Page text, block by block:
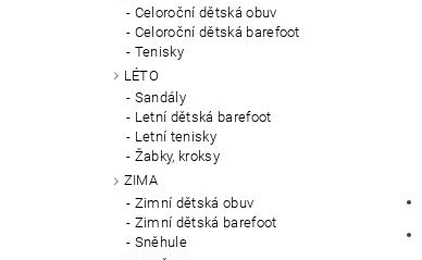
Celoroční dětská obuv
Celoroční dětská barefoot
Tenisky
LÉTO
Sandály
Letní dětská barefoot
Letní tenisky
Žabky, kroksy
ZIMA
Zimní dětská obuv
Zimní dětská barefoot
Sněhule